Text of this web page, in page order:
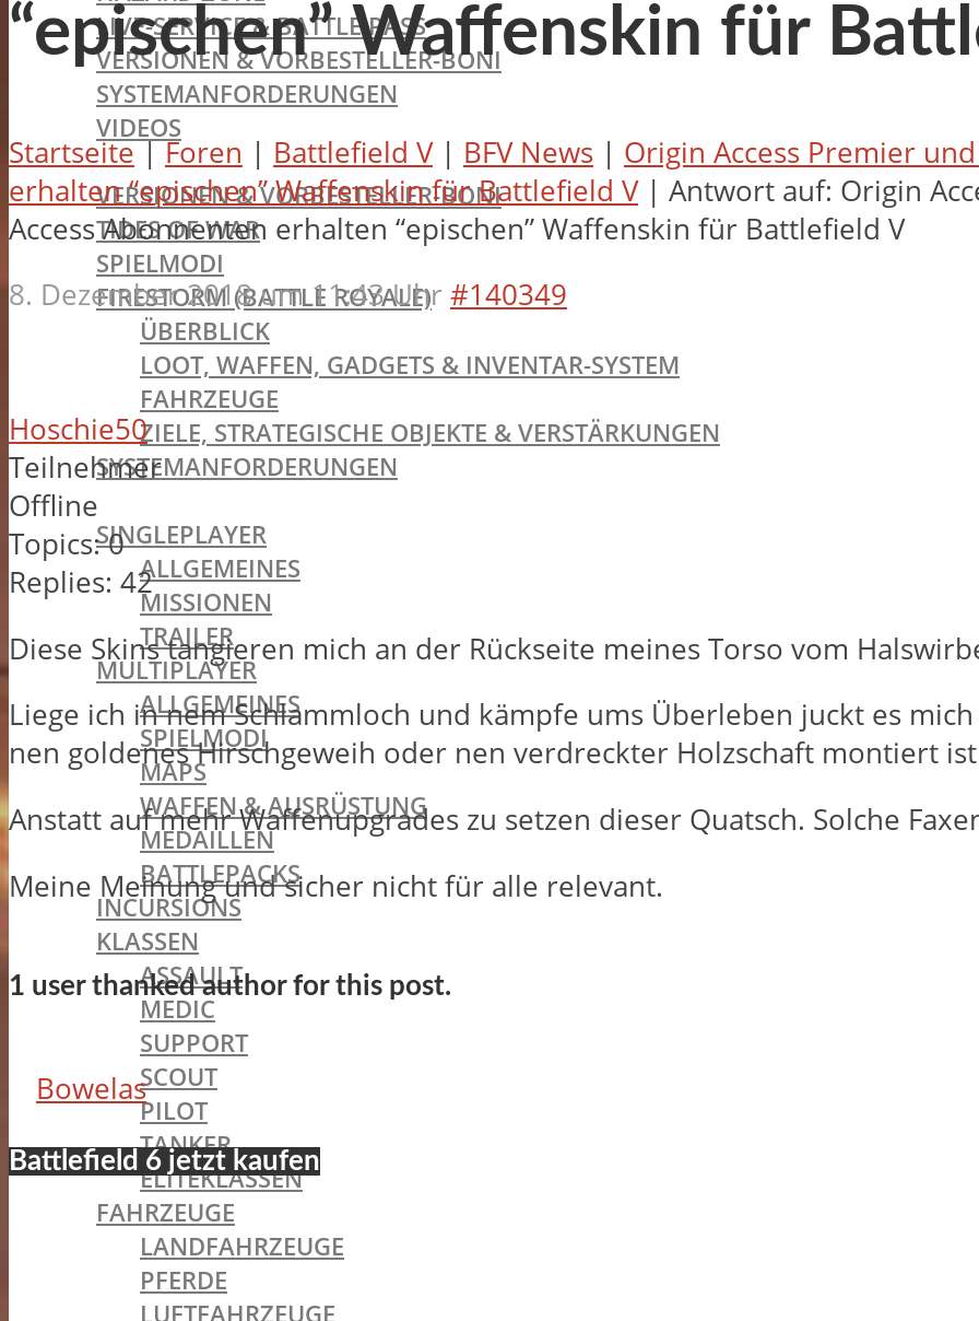
LIVE-SERVICE & BATTLE PASS
VERSIONEN & VORBESTELLER-BONI
SYSTEMANFORDERUNGEN
VIDEOS
BATTLEFIELD V
VERSIONEN & VORBESTELLER-BONI
TIDES OF WAR
SPIELMODI
FIRESTORM (BATTLE ROYALE)
ÜBERBLICK
LOOT, WAFFEN, GADGETS & INVENTAR-SYSTEM
FAHRZEUGE
ZIELE, STRATEGISCHE OBJEKTE & VERSTÄRKUNGEN
SYSTEMANFORDERUNGEN
BATTLEFIELD 1
SINGLEPLAYER
ALLGEMEINES
MISSIONEN
TRAILER
MULTIPLAYER
ALLGEMEINES
SPIELMODI
MAPS
WAFFEN & AUSRÜSTUNG
MEDAILLEN
BATTLEPACKS
INCURSIONS
KLASSEN
ASSAULT
MEDIC
SUPPORT
SCOUT
PILOT
TANKER
ELITEKLASSEN
FAHRZEUGE
LANDFAHRZEUGE
PFERDE
“epischen” Waffenskin für
Startseite |Foren | Battlefield V | BFV News | Origin Access Premier
erhalten “epischen” Waffenskin für Battlefield V | Antwort auf: Origin
Access Abonnenten erhalten “epischen” Waffenskin für Battlefield V
8. Dezember 2018 um 11:43 Uhr #140349
Hoschie50
Teilnehmer
Offline
Topics: 0
Replies: 42
Diese Skins tangieren mich an der Rückseite meines Torso vom
Liege ich in nem Schlammloch und kämpfe ums Überleben juckt es
nen goldenes Hirschgeweih oder nen verdreckter Holzschaft montiert
Anstatt auf mehr Waffenupgrades zu setzen dieser Quatsch. Solche
Meine Meinung und sicher nicht für alle relevant.
1 user thanked author for this post.
Bowelas
Battlefield 6 jetzt kaufen